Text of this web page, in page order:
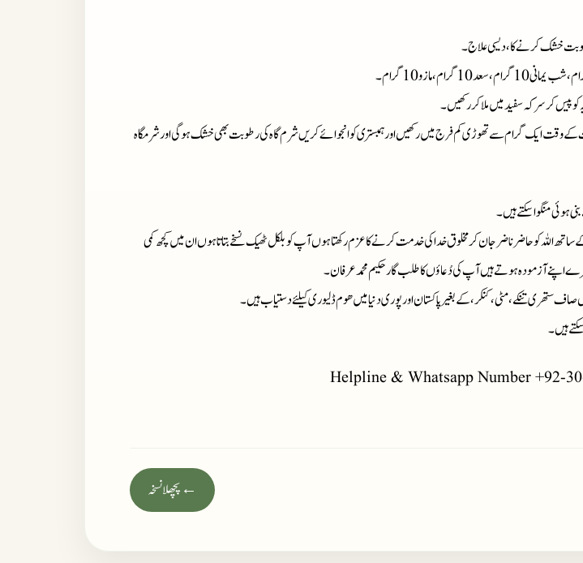
خشک کرنے کا، دیسی علاج۔
کو پیس کر سرکہ سفید میں ملا کر رکھیں۔
وقت ایک گرام سے تھوڑی کم فرج میں رکھیں اور ہمبستری کو انجوائے کریں شرم گاہ کی رطوبت بھی خشک ہو گی اور شرمگاہ
ہوئی منگوا سکتے ہیں۔
ساتھ اللہ کو حاضر ناضر جان کر مخلوق خدا کی خدمت کرنے کا عزم رکھتا ہوں آپ کو بلکل ٹھیک نسخے بتاتا ہوں ان میں کچھ کمی
میرے اپنے آزمودہ ہوتے ہیں آپ کی دُعاؤں کا طلب گار حکیم محمد عرفان۔
صاف ستھری تنکے، مٹی، کنکر، کے بغیر پاکستان اور پوری دنیا میں ھوم ڈلیوری کیلئے دستیاب ہیں۔
ہیں۔
Helpline & Whatsapp Number +92-
← پچھلا نسخہ